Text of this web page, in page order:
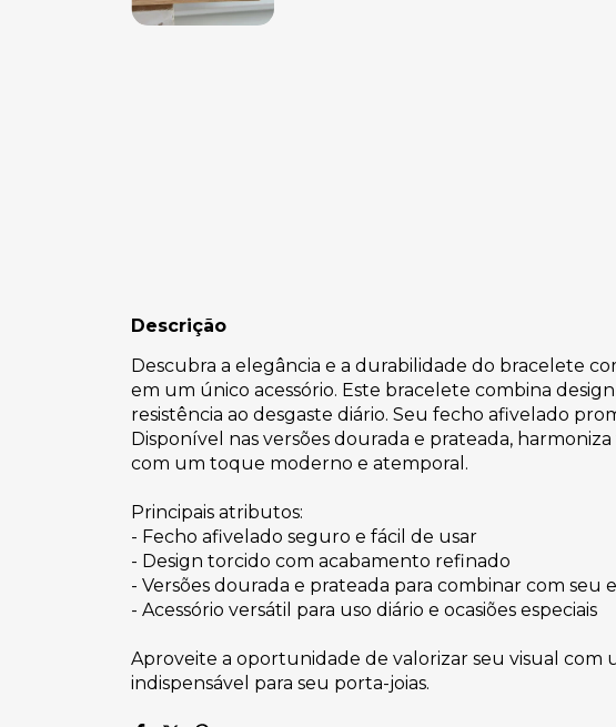
Descrição
Descubra a elegância e a durabilidade do bracelete
em um único acessório. Este bracelete combina
resistência ao desgaste diário. Seu fecho afivelado
Disponível nas versões dourada e prateada,
com um toque moderno e atemporal.
Principais atributos:
- Fecho afivelado seguro e fácil de usar
- Design torcido com acabamento refinado
- Versões dourada e prateada para combinar com seu
- Acessório versátil para uso diário e ocasiões especiais
Aproveite a oportunidade de valorizar seu visual
indispensável para seu porta-joias.